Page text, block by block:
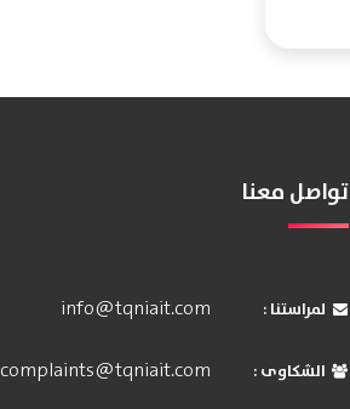
تواصل معنا
: لمراستنا info@tqniait.com
: الشكاوى complaints@tqniait.com